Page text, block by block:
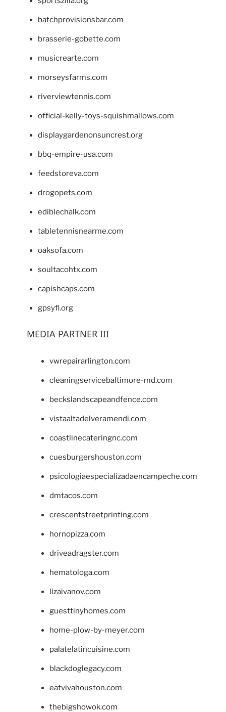
batchprovisionsbar.com
brasserie-gobette.com
musicrearte.com
morseysfarms.com
riverviewtennis.com
official-kelly-toys-squishmallows.com
displaygardenonsuncrest.org
bbq-empire-usa.com
feedstoreva.com
drogopets.com
ediblechalk.com
tabletennisnearme.com
oaksofa.com
soultacohtx.com
capishcaps.com
gpsyfl.org
MEDIA PARTNER III
vwrepairarlington.com
cleaningservicebaltimore-md.com
beckslandscapeandfence.com
vistaaltadelveramendi.com
coastlinecateringnc.com
cuesburgershouston.com
psicologiaespecializadaencampeche.com
dmtacos.com
crescentstreetprinting.com
hornopizza.com
driveadragster.com
hematologa.com
lizaivanov.com
guesttinyhomes.com
home-plow-by-meyer.com
palatelatincuisine.com
blackdoglegacy.com
eatvivahouston.com
thebigshowok.com